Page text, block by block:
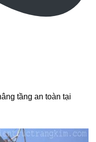
tầng an toàn tại